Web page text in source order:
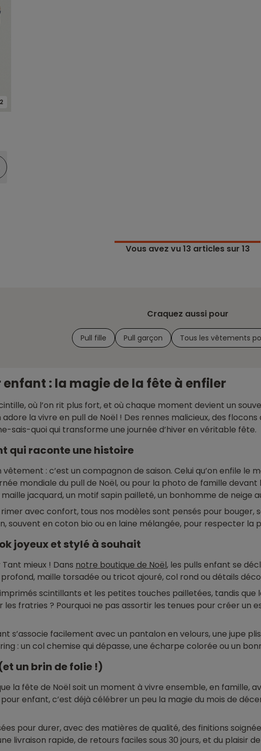
Vous avez vu13 articles sur 13
Craquez aussi pour
Pull fille Pull garçon Tous les vêtements
enfant : la magie de la fête à enfiler
où l’on rit plus fort, et où chaque moment devient un
la vivre en pull de Noël ! Des rennes malicieux, des
sais-quoi qui transforme une journée d’hiver en véritable fête.
qui raconte une histoire
vêtement : c’est un compagnon de saison. Celui qu’on enfile
mondiale du pull de Noël, ou pour la photo de famille
jacquard, un motif sapin pailleté, un bonhomme de
avec confort, tous nos modèles sont pensés pour bouger,
souvent en coton bio ou en laine mélangée, pour respecter la
joyeux et stylé à souhait
mieux ! Dans notre boutique de Noël, les pulls enfant se
maille torsadée ou tricot ajouré, col rond ou détails
scintillants et les petites touches pailletées, tandis
les fratries ? Pourquoi ne pas assortir les tenues pour créer un
s’associe facilement avec un pantalon en velours, une jupe
: un col chemise qui dépasse, une écharpe colorée ou un
un brin de folie !)
la fête de Noël soit un moment à vivre ensemble, en famille,
enfant, c’est déjà célébrer un peu la magie du mois de
pour durer, avec des matières de qualité, des finitions
livraison rapide, de retours faciles sous 30 jours, et du plaisir